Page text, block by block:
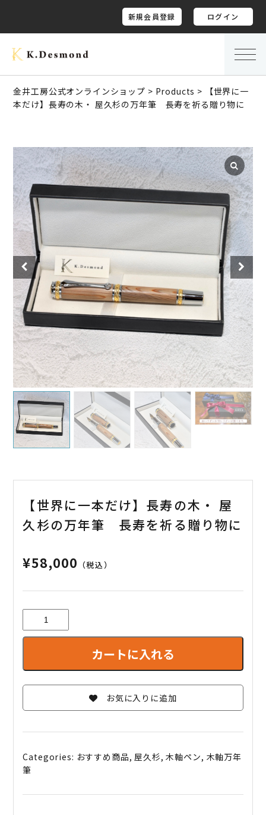
新規会員登録 ログイン
金井工房公式オンラインショップ > Products >
【世界に一
本だけ】長寿の木・ 屋久杉の万年筆 長寿を祈る贈り物に
【世界に一本だけ】長寿の木・ 屋
久杉の万年筆 長寿を祈る贈り物に
¥58,000 （税込）
界
に
本
長
の
屋
久
の
カートに入れる
お気に入りに追加
Categories: おすすめ商品,屋久杉,木軸ペン, 木軸万年
筆